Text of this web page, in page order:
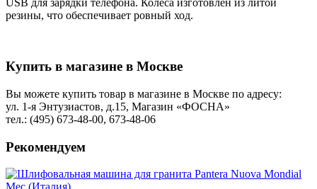
резины, что обеспечивает ровный ход.
Купить в магазине в Москве
Вы можете купить товар в магазине в Москве по адресу:
ул. 1-я Энтузиастов, д.15, Магазин «ФОСНА»
тел.: (495) 673-48-00, 673-48-06
Рекомендуем